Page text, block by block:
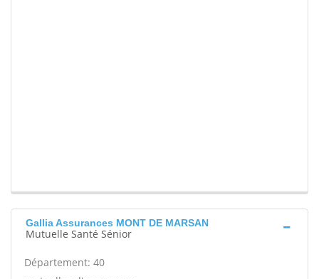
Gallia Assurances MONT DE MARSAN
Mutuelle Santé Sénior
Département: 40